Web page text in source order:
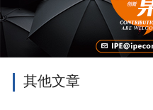
其他文章